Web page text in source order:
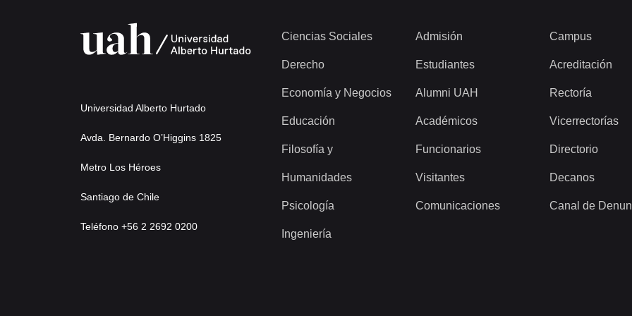
Universidad Alberto Hurtado
Avda. Bernardo O’Higgins 1825
Metro Los Héroes
Santiago de Chile
Teléfono +56 2 2692 0200
Ciencias Sociales
Derecho
Economía y Negocios
Educación
Filosofía y
Humanidades
Psicología
Ingeniería
Admisión
Estudiantes
Alumni UAH
Académicos
Funcionarios
Visitantes
Comunicaciones
Campus
Acreditación
Rectoría
Vicerrectorías
Directorio
Decanos
Canal de